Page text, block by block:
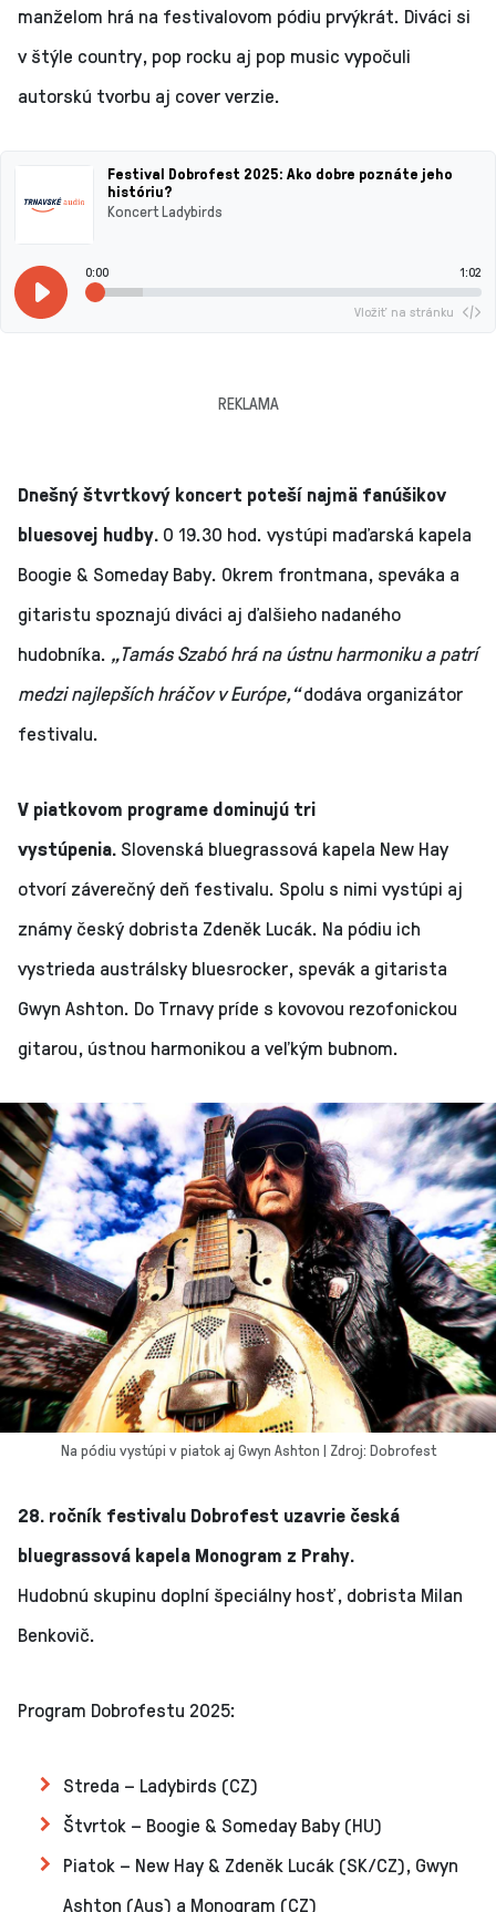
manželom hrá na festivalovom pódiu prvýkrát. Diváci si
v štýle country, pop rocku aj pop music vypočuli
autorskú tvorbu aj cover verzie.
Festival Dobrofest 2025: Ako dobre poznáte jeho
históriu?
Koncert Ladybirds
0:00 1:02
Vložiť na stránku
REKLAMA
Dnešný štvrtkový koncert poteší najmä fanúšikov
bluesovej hudby. O 19.30 hod. vystúpi maďarská kapela
Boogie & Someday Baby. Okrem frontmana, speváka a
gitaristu spoznajú diváci aj ďalšieho nadaného
hudobníka. „Tamás Szabó hrá na ústnu harmoniku a patrí
medzi najlepších hráčov v Európe,“dodáva organizátor
festivalu.
V piatkovom programe dominujú tri
vystúpenia. Slovenská bluegrassová kapela New Hay
otvorí záverečný deň festivalu. Spolu s nimi vystúpi aj
známy český dobrista Zdeněk Lucák. Na pódiu ich
vystrieda austrálsky bluesrocker, spevák a gitarista
Gwyn Ashton. Do Trnavy príde s kovovou rezofonickou
gitarou, ústnou harmonikou a veľkým bubnom.
Na pódiu vystúpi v piatok aj Gwyn Ashton | Zdroj: Dobrofest
28. ročník festivalu Dobrofest uzavrie česká
bluegrassová kapela Monogram z Prahy.
Hudobnú skupinu doplní špeciálny hosť, dobrista Milan
Benkovič.
Program Dobrofestu 2025:
Streda – Ladybirds (CZ)
Štvrtok – Boogie & Someday Baby (HU)
Piatok – New Hay & Zdeněk Lucák (SK/CZ), Gwyn
Ashton (Aus) a Monogram (CZ)